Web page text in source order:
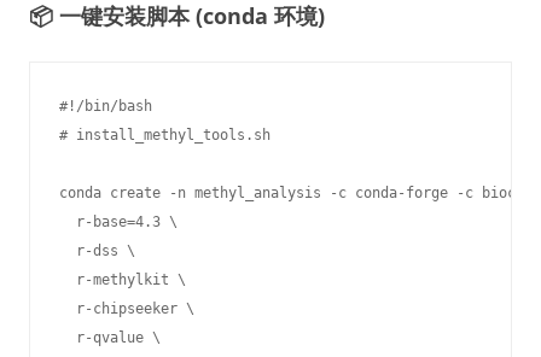
📦 一键安装脚本 (conda 环境)
#!/bin/bash
# install_methyl_tools.sh
conda create -n methyl_analysis -c conda-forge -c
  r-base=4.3 \
  r-dss \
  r-methylkit \
  r-chipseeker \
  r-qvalue \